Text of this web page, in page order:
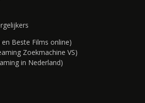
Beste Films online)
Zoekmachine VS)
in Nederland)